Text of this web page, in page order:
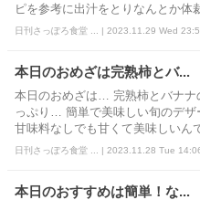
ピを参考に出汁をとりなんとか体
日刊さっぽろ食堂 ... | 2023.11.29 Wed
本日のおめざは完熟柿とバ...
本日のおめざは… 完熟柿とバナナ
っぷり… 簡単で美味しい旬のデ
甘味料なしでも甘くて美味しいん
日刊さっぽろ食堂 ... | 2023.11.28 Tue
本日のおすすめは簡単！な...